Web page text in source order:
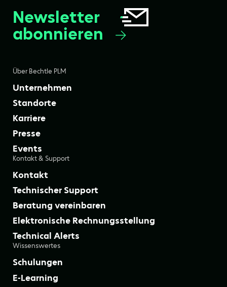
Über Bechtle PLM
Unternehmen
Standorte
Karriere
Presse
Events
Kontakt & Support
Kontakt
Technischer Support
Beratung vereinbaren
Elektronische Rechnungsstellung
Technical Alerts
Wissenswertes
Schulungen
E-Learning
Newsletter
abonnieren